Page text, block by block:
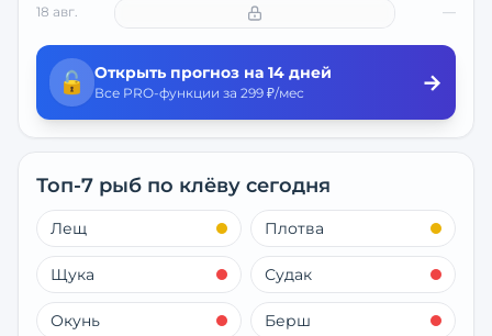
18 авг. —
🔓 Открыть прогноз на 14 дней
Все PRO-функции за 299 ₽/мес →
Топ-7 рыб по клёву сегодня
Лещ Плотва
Щука Судак
Окунь Берш